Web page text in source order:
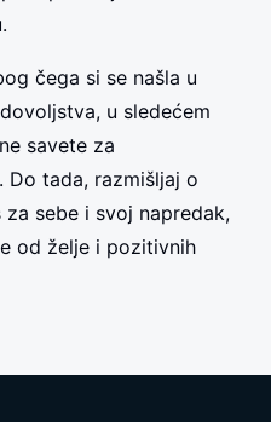
čega si se našla u
u sledećem
savete za
Do tada, razmišljaj o
sebe i svoj napredak,
od želje i pozitivnih